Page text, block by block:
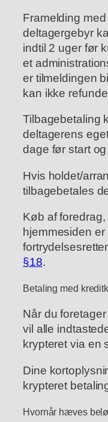
Framelding
deltagergebyr
indtil 2 uger før
et
er tilmeldingen
kan ikke
Tilbagebetaling
deltagerens
dage før start
Hvis holdet/
tilbagebetales
Køb af
hjemmesiden
§18.
Betaling med
Når du
vil alle
krypteret via en
Dine
krypteret
Hvornår hæves